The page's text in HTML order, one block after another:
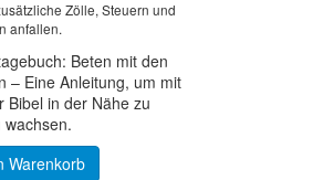
Zölle, Steuern und
anfallen.
Beten mit den
– Eine Anleitung, um mit
Bibel in der Nähe zu
wachsen.
Warenkorb